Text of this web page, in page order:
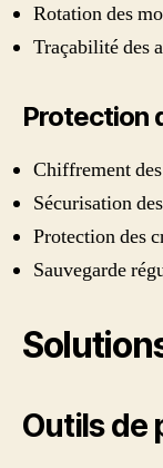
Rotation des
Traçabilité des
Protection
Chiffrement
Sécurisation
Protection des
Sauvegarde
Outils de